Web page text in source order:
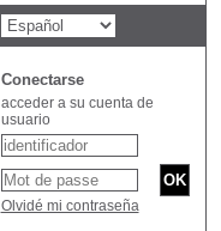
Conectarse
acceder a su cuenta de
usuario
Olvidé mi contraseña